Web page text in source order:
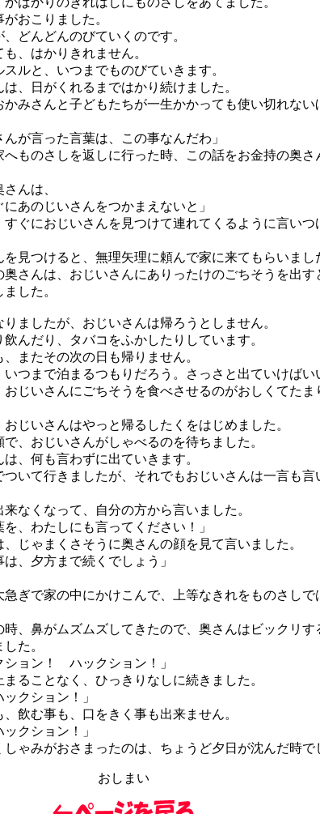
おこりました。
どんどんのびていくのです。
、はかりきれません。
ルと、いつまでものびていきます。
、日がくれるまではかり続けました。
みさんと子どもたちが一生かかっても使い切れない
んが言った言葉は、この事なんだわ」
ものさしを返しに行った時、この話をお金持の奥さ
んは、
あのじいさんをつかまえないと」
すぐにおじいさんを見つけて連れてくるように言いつ
見つけると、無理矢理に頼んで家に来てもらいまし
さんは、おじいさんにありったけのごちそうを出す
した。
ましたが、おじいさんは帰ろうとしません。
んだり、タバコをふかしたりしています。
またその次の日も帰りません。
いつまで泊まるつもりだろう。さっさと出ていけばい
じいさんにごちそうを食べさせるのがおしくてたま
じいさんはやっと帰るしたくをはじめました。
、おじいさんがしゃべるのを待ちました。
、何も言わずに出ていきます。
いて行きましたが、それでもおじいさんは一言も言
なくなって、自分の方から言いました。
を、わたしにも言ってください！」
じゃまくさそうに奥さんの顔を見て言いました。
は、夕方まで続くでしょう」
ぎで家の中にかけこんで、上等なきれをものさしで
、鼻がムズムズしてきたので、奥さんはビックリす
た。
ション！ ハックション！」
ることなく、ひっきりなしに続きました。
クション！」
飲む事も、口をきく事も出来ません。
クション！」
ゃみがおさまったのは、ちょうど夕日が沈んだ時で
おしまい